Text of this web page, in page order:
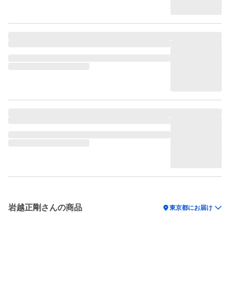
岩越正剛さんの商品 location_on東京都にお届け